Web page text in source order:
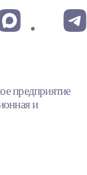
предприятие
и